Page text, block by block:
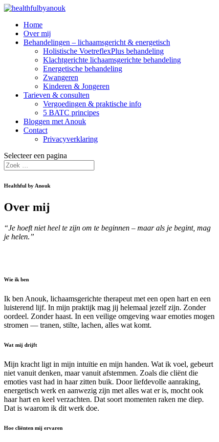
Home
Over mij
Behandelingen – lichaamsgericht & energetisch
Holistische VoetreflexPlus behandeling
Klachtgerichte lichaamsgerichte behandeling
Energetische behandeling
Zwangeren
Kinderen & Jongeren
Tarieven & consulten
Vergoedingen & praktische info
5 BATC principes
Bloggen met Anouk
Contact
Privacyverklaring
Selecteer een pagina
Healthful by Anouk
Over mij
“Je hoeft niet heel te zijn om te beginnen – maar als je begint, mag
je helen.”
Wie ik ben
Ik ben Anouk, lichaamsgerichte therapeut met een open hart en een
luisterend lijf. In mijn praktijk mag jij helemaal jezelf zijn. Zonder
oordeel. Zonder haast. In een veilige omgeving waar emoties mogen
stromen — tranen, stilte, lachen, alles wat komt.
Wat mij drijft
Mijn kracht ligt in mijn intuïtie en mijn handen. Wat ik voel, gebeurt
niet vanuit denken, maar vanuit afstemmen. Zoals die cliënt die
emoties vast had in haar zitten buik. Door liefdevolle aanraking,
energetisch werk en aanwezig zijn met alles wat er is, mocht ook
haar hart en keel verzachten. Dat soort momenten raken me diep.
Dat is waarom ik dit werk doe.
Hoe cliënten mij ervaren